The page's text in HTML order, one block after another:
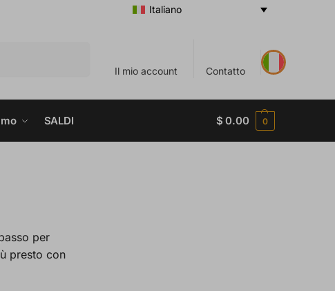
Italiano
Il mio account Contatto
SALDI $ 0.00 0
per
presto con